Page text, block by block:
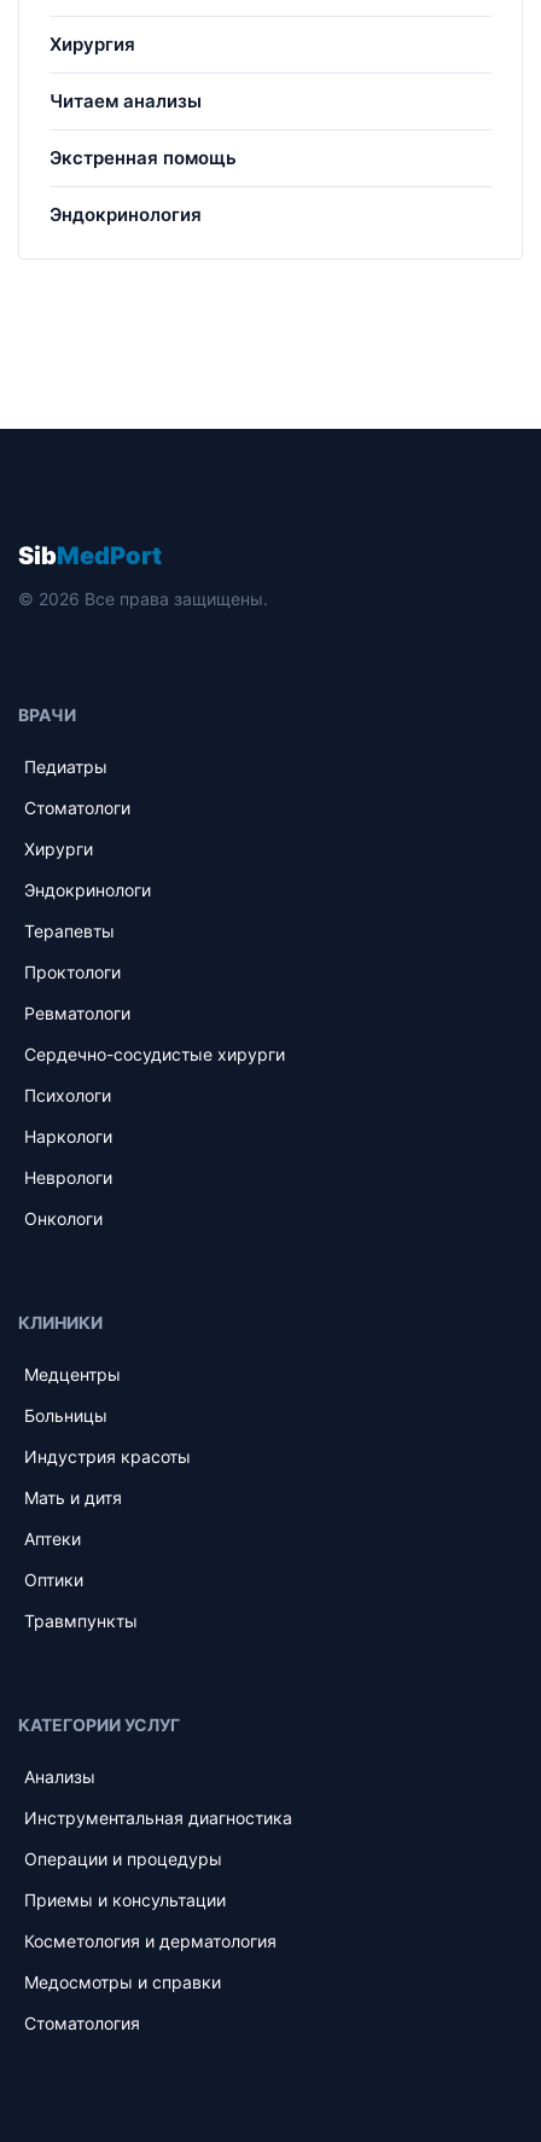
Хирургия
Читаем анализы
Экстренная помощь
Эндокринология
SibMedPort
© 2026 Все права защищены.
ВРАЧИ
Педиатры
Стоматологи
Хирурги
Эндокринологи
Терапевты
Проктологи
Ревматологи
Сердечно-сосудистые хирурги
Психологи
Наркологи
Неврологи
Онкологи
КЛИНИКИ
Медцентры
Больницы
Индустрия красоты
Мать и дитя
Аптеки
Оптики
Травмпункты
КАТЕГОРИИ УСЛУГ
Анализы
Инструментальная диагностика
Операции и процедуры
Приемы и консультации
Косметология и дерматология
Медосмотры и справки
Стоматология